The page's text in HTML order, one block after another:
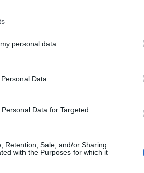
personal data.
Data.
Data for Targeted
Retention, Sale, and/or Sharing
with the Purposes for which it
erősítése is, ez az
kapcsolódik az az
mutatnak be